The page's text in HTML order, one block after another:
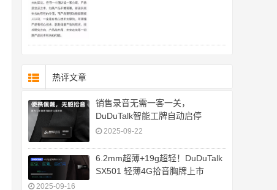
热评文章
销售录音无需一客一关，
DuDuTalk智能工牌自动启停
2025-09-22
6.2mm超薄+19g超轻！DuDuTalk
SX501 轻薄4G拾音胸牌上市
2025-09-16